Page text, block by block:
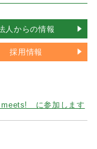
人からの情報
採用情報
meets! に参加します